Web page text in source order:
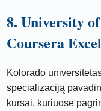
8. University
Coursera
Kolorado
specializaciją
kursai, kuriuose